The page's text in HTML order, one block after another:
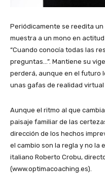
Periódicamente se reedita un
muestra a un mono en
“Cuando conocía todas las
preguntas…”. Mantiene su
perderá, aunque en el futuro
unas gafas de realidad
Aunque el ritmo al que
paisaje familiar de las
dirección de los hechos
el cambio son la regla y no la
italiano Roberto Crobu,
(www.optimacoaching.es).